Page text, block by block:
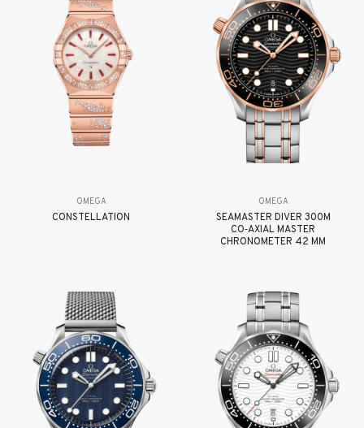
OMEGA
CONSTELLATION
OMEGA
SEAMASTER DIVER 300M
CO‑AXIAL MASTER
CHRONOMETER 42 MM